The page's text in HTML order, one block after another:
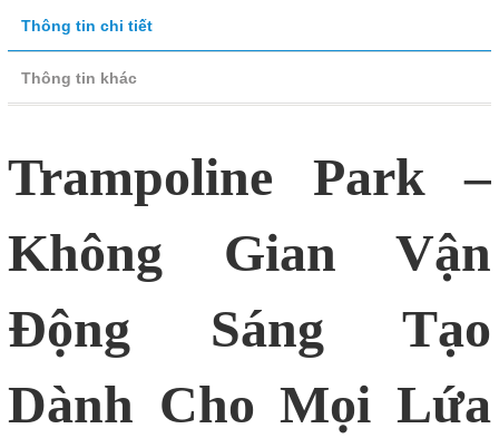
Thông tin chi tiết
Thông tin khác
Trampoline Park –
Không Gian Vận
Động Sáng Tạo
Dành Cho Mọi Lứa